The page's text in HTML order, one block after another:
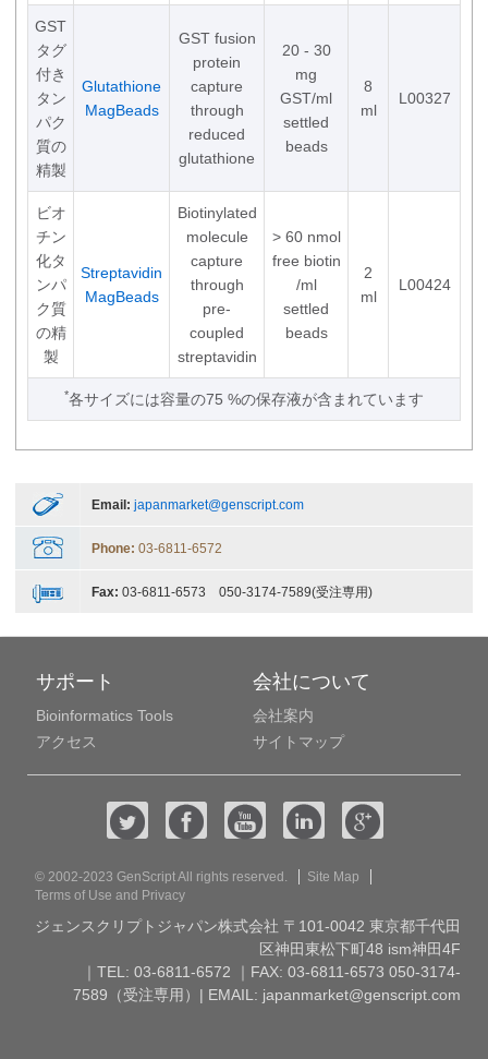
GST
タグ
付き
タン
パク
質の
精製
Glutathione
MagBeads
GST fusion
protein
capture
through
reduced
glutathione
20 - 30
mg
GST/ml
settled
beads
8
ml
L00327
ビオ
チン
化タ
ンパ
ク質
の精
製
Streptavidin
MagBeads
Biotinylated
molecule
capture
through
pre-
coupled
streptavidin
> 60 nmol
free biotin
/ml
settled
beads
2
ml
L00424
*各サイズには容量の75 %の保存液が含まれています
Email: japanmarket@genscript.com
Phone: 03-6811-6572
Fax: 03-6811-6573 050-3174-7589(受注専用)
サポート
Bioinformatics Tools
アクセス
会社について
会社案内
サイトマップ
© 2002-2023 GenScript All rights reserved.
Site Map
Terms of Use and Privacy
ジェンスクリプトジャパン株式会社 〒101-0042 東京都千代田
区神田東松下町48 ism神田4F
｜TEL: 03-6811-6572 ｜FAX: 03-6811-6573 050-3174-
7589（受注専用）| EMAIL: japanmarket@genscript.com